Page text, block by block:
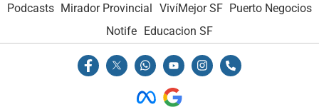
Podcasts Mirador Provincial VivíMejor SF Puerto Negocios
Notife Educacion SF